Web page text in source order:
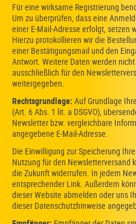
Für eine wirksame Registrierung
Um zu überprüfen, dass eine
einer E-Mail-Adresse erfolgt, setzen
Hierzu protokollieren wir die
einer Bestätigungsmail und den
Antwort. Weitere Daten werden
ausschließlich für den
weitergegeben.
Rechtsgrundlage: Auf Grundlage
(Art. 6 Abs. 1 lit. a DSGVO),
Newsletter bzw. vergleichbare
angegebene E-Mail-Adresse.
Die Einwilligung zur Speicherung
Nutzung für den Newsletterversand
die Zukunft widerrufen. In jedem
entsprechender Link. Außerdem
dieser Website abmelden oder uns
dieser Datenschutzhinweise